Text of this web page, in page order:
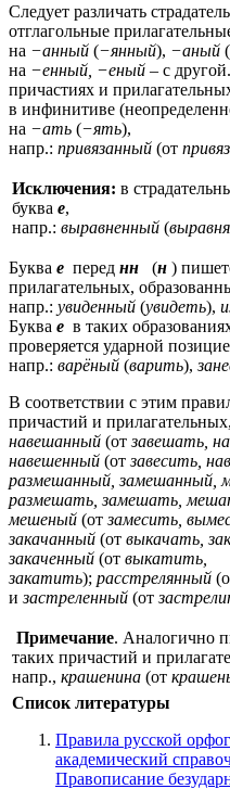
Следует различать
отглагольные
на −анный (−янный), −аный (
на −енный, −еный – с
причастиях и
в инфинитиве
на −ать (−ять),
напр.: привязанный (от
Исключения: в
буква е,
напр.: выравненный (
Буква е перед нн (н )
прилагательных,
напр.: увиденный (увидеть),
Буква е в таких
проверяется ударной
напр.: варёный (варить),
В соответствии с этим
причастий и
навешанный (отзавешать,
навешенный (отзавесить,
размешанный, замешанный,
размешать, замешать,
мешеный (отзамесить,
закачанный (от выкачать,
закаченный (от выкатить,
закатить); расстрелянный
изастреленный (от
Примечание. Аналогично
таких причастий и
напр., крашенина (от
Список литературы
Правила русской
академический
Правописание